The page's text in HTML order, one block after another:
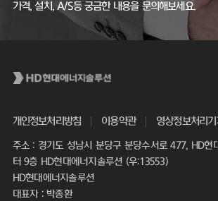
가격, 설치, A/S등 궁금한 내용을 문의해보세요.
개인정보처리방침 이용약관 영상정보처리
주소 : 경기도 성남시 분당구 분당수서로 477, HD현
터 9층 HD현대에너지솔루션 (우:13553)
HD현대에너지솔루션
대표자 : 박종환